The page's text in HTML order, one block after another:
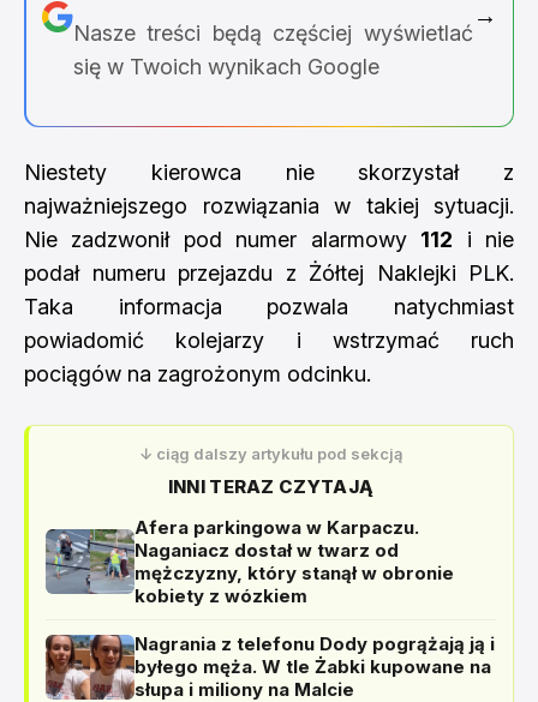
Nasze treści będą częściej wyświetlać
się w Twoich wynikach Google
→
Niestety kierowca nie skorzystał z
najważniejszego rozwiązania w takiej sytuacji.
Nie zadzwonił pod numer alarmowy 112 i nie
podał numeru przejazdu z Żółtej Naklejki PLK.
Taka informacja pozwala natychmiast
powiadomić kolejarzy i wstrzymać ruch
pociągów na zagrożonym odcinku.
↓ ciąg dalszy artykułu pod sekcją
INNI TERAZ CZYTAJĄ
Afera parkingowa w Karpaczu.
Naganiacz dostał w twarz od
mężczyzny, który stanął w obronie
kobiety z wózkiem
Nagrania z telefonu Dody pogrążają ją i
byłego męża. W tle Żabki kupowane na
słupa i miliony na Malcie